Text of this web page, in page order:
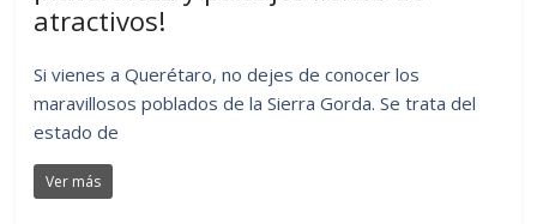
atractivos!
Si vienes a Querétaro, no dejes de conocer los
maravillosos poblados de la Sierra Gorda. Se trata del
estado de
Ver más